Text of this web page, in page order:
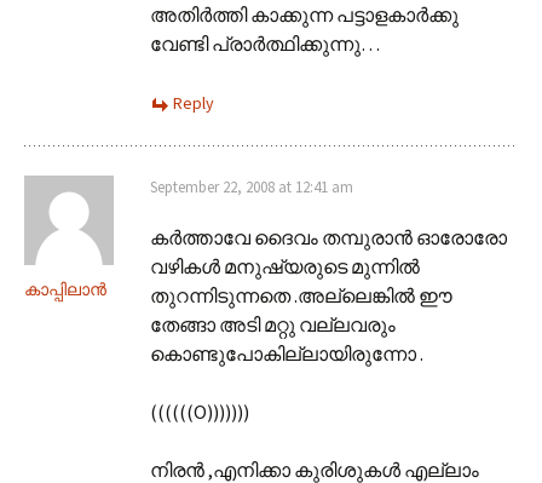
അതിര്‍ത്തി കാക്കുന്ന പട്ടാളകാര്‍ക്കു
വേണ്ടി പ്രാര്‍ത്ഥിക്കുന്നു…
Reply
കാപ്പിലാന്‍
September 22, 2008 at 12:41 am
കര്‍ത്താവേ ദൈവം തമ്പുരാന്‍ ഓരോരോ
വഴികള്‍ മനുഷ്യരുടെ മുന്നില്‍
തുറന്നിടുന്നതെ .അല്ലെങ്കില്‍ ഈ
തേങ്ങാ അടി മറ്റു വല്ലവരും
കൊണ്ടുപോകില്ലായിരുന്നോ .
((((((O)))))))
നിരന്‍ ,എനിക്കാ കുരിശുകള്‍ എല്ലാം